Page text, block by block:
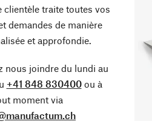
clientèle traite toutes vos
demandes de manière
et approfondie.
nous joindre du lundi au
+41 848 830400ou à
moment via